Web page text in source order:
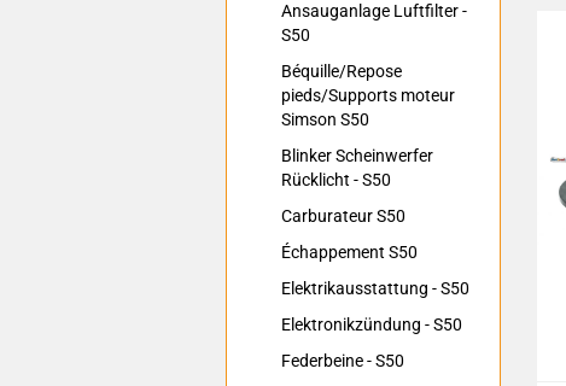
Ansauganlage Luftfilter -
S50
Béquille/Repose
pieds/Supports moteur
Simson S50
Blinker Scheinwerfer
Rücklicht - S50
Carburateur S50
Échappement S50
Elektrikausstattung - S50
Elektronikzündung - S50
Federbeine - S50